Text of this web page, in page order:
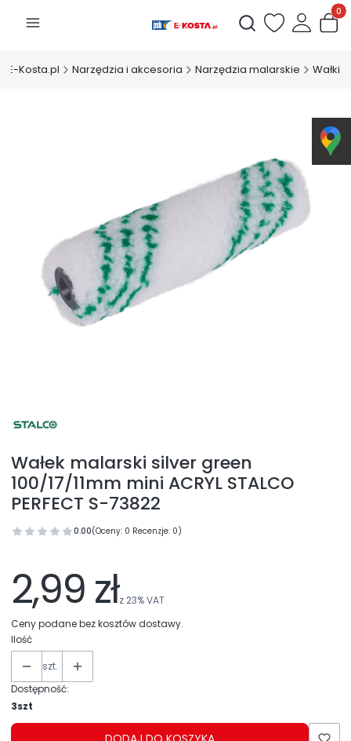
Otwórz wyszukiwarkę
E-Kosta.pl Narzędzia i akcesoria Narzędzia malarskie Wałki
Wałek malarski silver green
100/17/11mm mini ACRYL STALCO
PERFECT S-73822
0.00(Oceny: 0 Recenzje: 0)
2,99 złz 23%VAT
Ceny podane bez kosztów dostawy.
Ilość
szt.
Dostępność:
3szt